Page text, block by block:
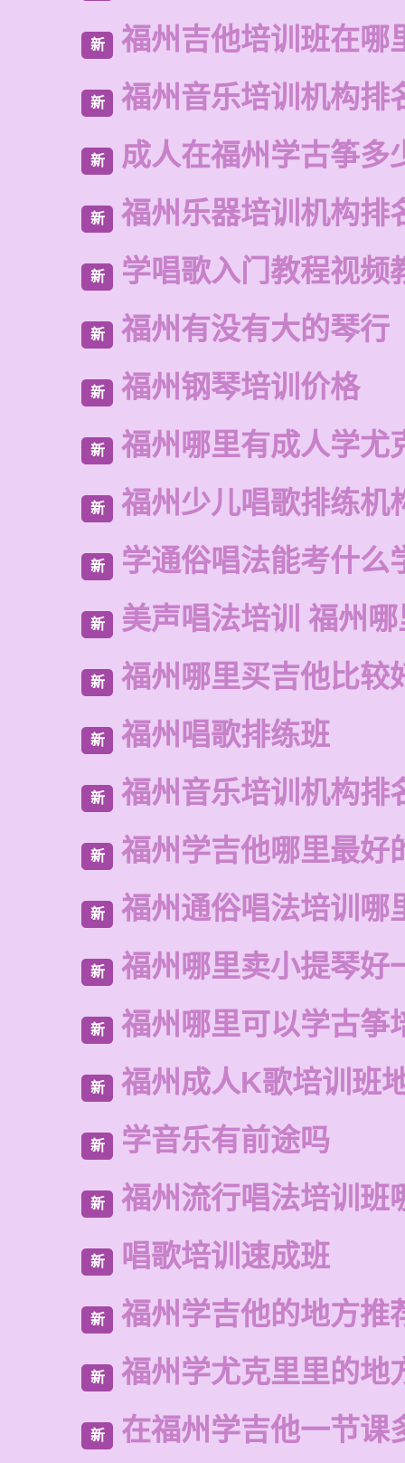
新 福州吉他培训班在哪
新 福州音乐培训机构排
新 成人在福州学古筝多
新 福州乐器培训机构排
新 学唱歌入门教程视频
新 福州有没有大的琴行
新 福州钢琴培训价格
新 福州哪里有成人学尤
新 福州少儿唱歌排练机
新 学通俗唱法能考什么
新 美声唱法培训 福州
新 福州哪里买吉他比较
新 福州唱歌排练班
新 福州音乐培训机构排
新 福州学吉他哪里最好
新 福州通俗唱法培训哪
新 福州哪里卖小提琴好
新 福州哪里可以学古筝
新 福州成人K歌培训班
新 学音乐有前途吗
新 福州流行唱法培训班
新 唱歌培训速成班
新 福州学吉他的地方推
新 福州学尤克里里的地
新 在福州学吉他一节课